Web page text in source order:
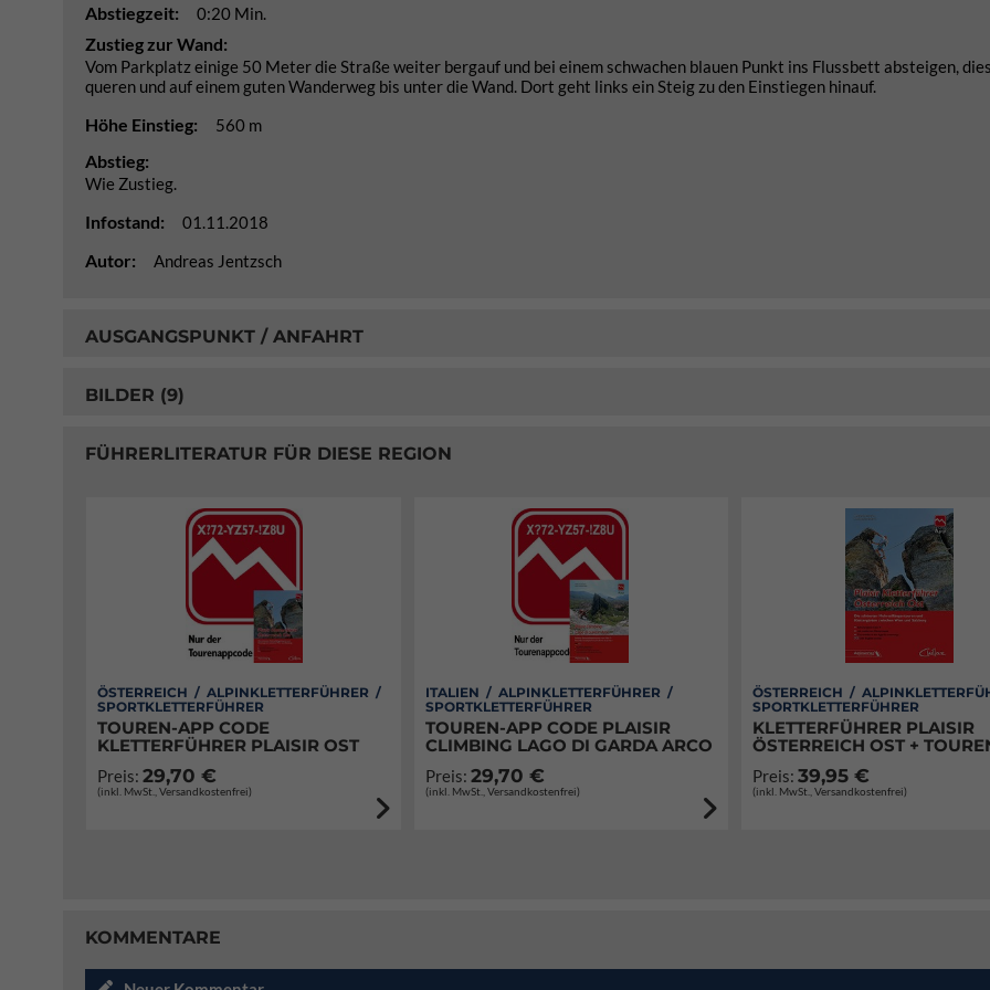
Abstiegzeit: 0:20 Min.
Zustieg zur Wand:
Vom Parkplatz einige 50 Meter die Straße weiter bergauf und bei einem schwachen blauen Punkt ins Flussbett absteigen,
queren und auf einem guten Wanderweg bis unter die Wand. Dort geht links ein Steig zu den Einstiegen hinauf.
Höhe Einstieg: 560 m
Abstieg:
Wie Zustieg.
Infostand: 01.11.2018
Autor: Andreas Jentzsch
AUSGANGSPUNKT / ANFAHRT
BILDER (9)
FÜHRERLITERATUR FÜR DIESE REGION
ÖSTERREICH / ALPINKLETTERFÜHRER /
SPORTKLETTERFÜHRER
TOUREN-APP CODE
KLETTERFÜHRER PLAISIR OST
Preis: 29,70 €
(inkl. MwSt., Versandkostenfrei)
ITALIEN / ALPINKLETTERFÜHRER /
SPORTKLETTERFÜHRER
TOUREN-APP CODE PLAISIR
CLIMBING LAGO DI GARDA ARCO
Preis: 29,70 €
(inkl. MwSt., Versandkostenfrei)
ÖSTERREICH /
SPORTKLETTERFÜHRER
KLETTERFÜHRER PLAISIR
ÖSTERREICH OST +
Preis:39,95 €
(inkl. MwSt., Versandkostenfrei)
KOMMENTARE